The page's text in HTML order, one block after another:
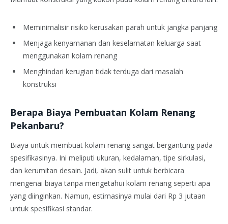
Meminimalisir risiko kerusakan parah untuk jangka panjang
Menjaga kenyamanan dan keselamatan keluarga saat
menggunakan kolam renang
Menghindari kerugian tidak terduga dari masalah
konstruksi
Berapa Biaya Pembuatan Kolam Renang
Pekanbaru?
Biaya untuk membuat kolam renang sangat bergantung pada
spesifikasinya. Ini meliputi ukuran, kedalaman, tipe sirkulasi,
dan kerumitan desain. Jadi, akan sulit untuk berbicara
mengenai biaya tanpa mengetahui kolam renang seperti apa
yang diinginkan. Namun, estimasinya mulai dari Rp 3 jutaan
untuk spesifikasi standar.